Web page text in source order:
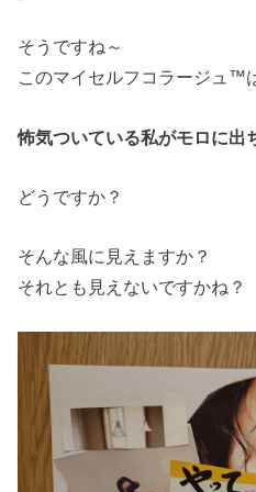
そうですね～
このマイセルフコラージュ™
怖気ついている私がモロに出
どうですか？
そんな風に見えますか？
それとも見えないですかね？